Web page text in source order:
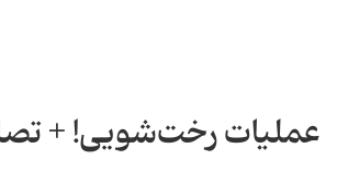
عملیات رخت‌شویی! +